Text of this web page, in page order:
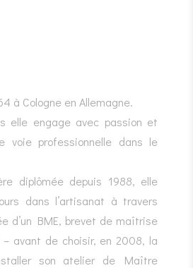
à Cologne en Allemagne.
elle engage avec passion et
voie professionnelle dans le
diplômée depuis 1988, elle
dans l’artisanat à travers
d’un BME, brevet de maîtrise
– avant de choisir, en 2008, la
son atelier de Maître